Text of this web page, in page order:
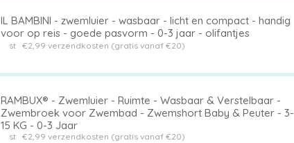
IL BAMBINI - zwemluier - wasbaar - licht en compact - handig
voor op reis - goede pasvorm - 0-3 jaar - olifantjes
€2,99 verzendkosten (gratis vanaf €20)
RAMBUX® - Zwemluier - Ruimte - Wasbaar & Verstelbaar -
Zwembroek voor Zwembad - Zwemshort Baby & Peuter - 3-
15 KG - 0-3 Jaar
€2,99 verzendkosten (gratis vanaf €20)